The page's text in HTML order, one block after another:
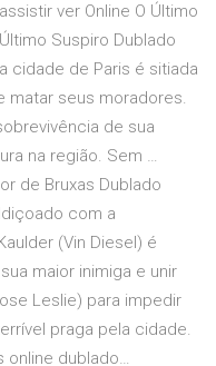
ver Online O Último
Suspiro Dublado
cidade de Paris é sitiada
matar seus moradores.
de sua
na região. Sem …
de Bruxas Dublado
com a
(Vin Diesel) é
maior inimiga e unir
Leslie) para impedir
praga pela cidade.
online dublado…